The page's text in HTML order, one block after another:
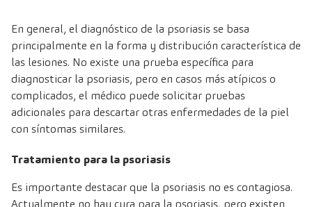
En general, el diagnóstico de la psoriasis se basa
principalmente en la forma y distribución característica de
las lesiones. No existe una prueba específica para
diagnosticar la psoriasis, pero en casos más atípicos o
complicados, el médico puede solicitar pruebas
adicionales para descartar otras enfermedades de la piel
con síntomas similares.
Tratamiento para la psoriasis
Es importante destacar que la psoriasis no es contagiosa.
Actualmente no hay cura para la psoriasis, pero existen